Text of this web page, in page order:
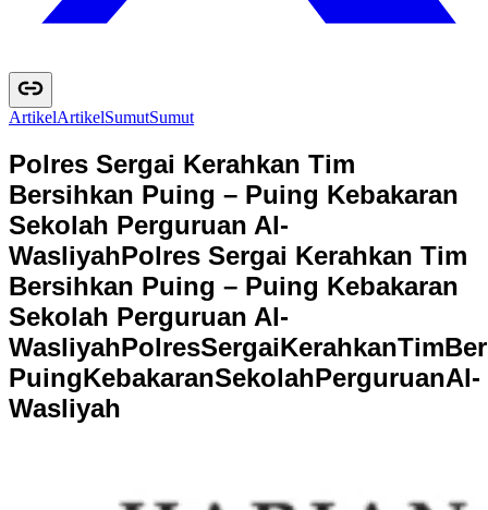
ArtikelArtikelSumutSumut
Polres Sergai Kerahkan Tim
Bersihkan Puing – Puing Kebakaran
Sekolah Perguruan Al-
WasliyahPolres Sergai Kerahkan Tim
Bersihkan Puing – Puing Kebakaran
Sekolah Perguruan Al-
WasliyahPolresSergaiKerahkanTimBer
PuingKebakaranSekolahPerguruanAl-
Wasliyah